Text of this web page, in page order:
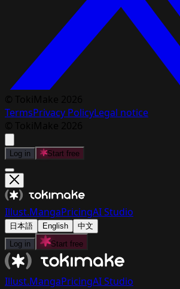
TermsPrivacy PolicyLegal notice
Log in Start free
Illust.MangaPricingAI Studio
日本語 English
中文
Log in
Start free
Illust.MangaPricingAI Studio